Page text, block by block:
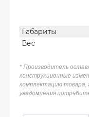
Габариты
Вес
* Производитель
конструкционные
комплектацию товара,
уведомления